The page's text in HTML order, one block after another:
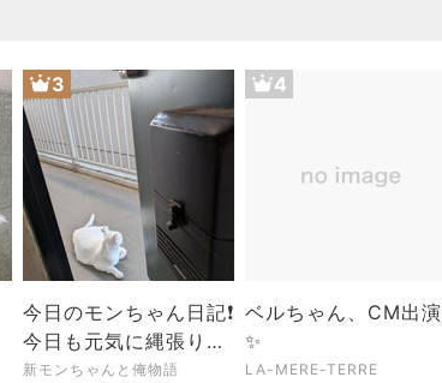
3
今日のモンちゃん日記❗
今日も元気に縄張りチ
ェックニャー❤️❗
新モンちゃんと俺物語
4
ベルちゃん、CM出演
✨️
LA-MERE-TERRE